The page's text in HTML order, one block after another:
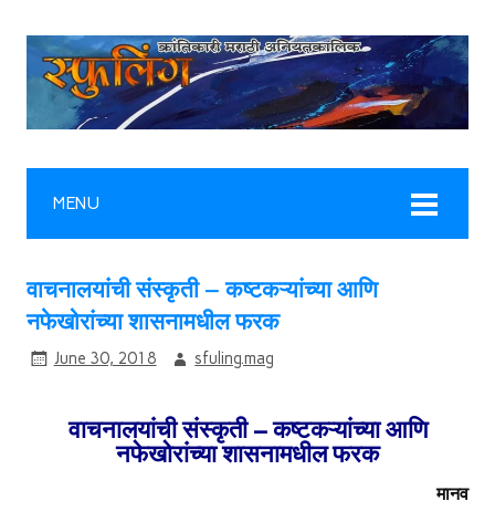
MENU
वाचनालयांची संस्कृती – कष्टकऱ्यांच्या आणि
नफेखोरांच्या शासनामधील फरक
June 30, 2018 sfuling.mag
वाचनालयांची संस्कृती – कष्टकऱ्यांच्या आणि
नफेखोरांच्या शासनामधील फरक
मानव